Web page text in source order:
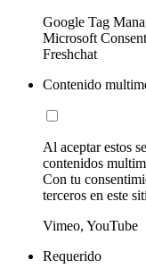
Google Tag
Microsoft
Freshchat
Contenido
Al aceptar estos
contenidos
Con tu
terceros en este
Vimeo, YouTube
Requerido